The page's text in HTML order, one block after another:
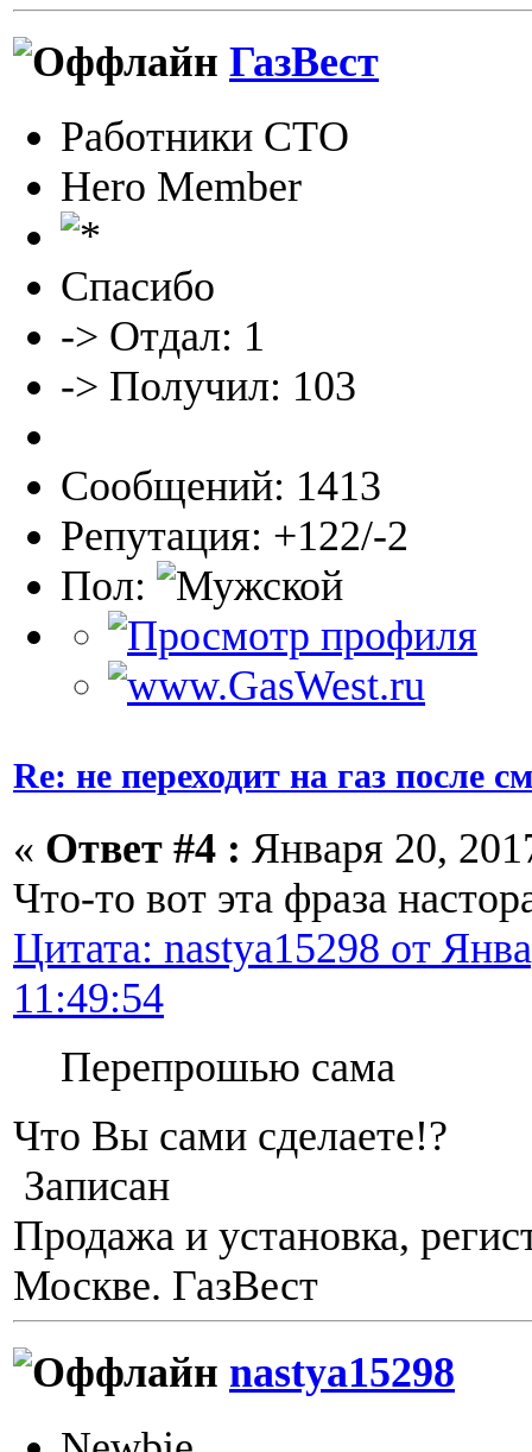
ГазВест
Работники СТО
Hero Member
Спасибо
-> Отдал: 1
-> Получил: 103
Сообщений: 1413
Репутация: +122/-2
Пол:
Re: не переходит на газ после
« Ответ #4 : Января 20,
Что-то вот эта фраза
Цитата: nastya15298 от
11:49:54
Перепрошью сама
Что Вы сами сделаете!?
Записан
Продажа и установка,
Москве. ГазВест
nastya15298